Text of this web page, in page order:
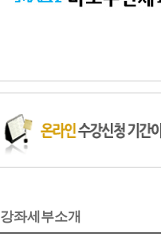
강좌세부소개